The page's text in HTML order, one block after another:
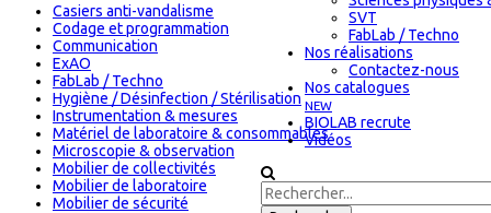
SVT
FabLab / Techno
Nos réalisations
Contactez-nous
Nos catalogues
NEW
BIOLAB recrute
Vidéos
Casiers anti-vandalisme
Codage et programmation
Communication
ExAO
FabLab / Techno
Hygiène / Désinfection / Stérilisation
Instrumentation & mesures
Matériel de laboratoire & consommables
Microscopie & observation
Mobilier de collectivités
Mobilier de laboratoire
Mobilier de sécurité